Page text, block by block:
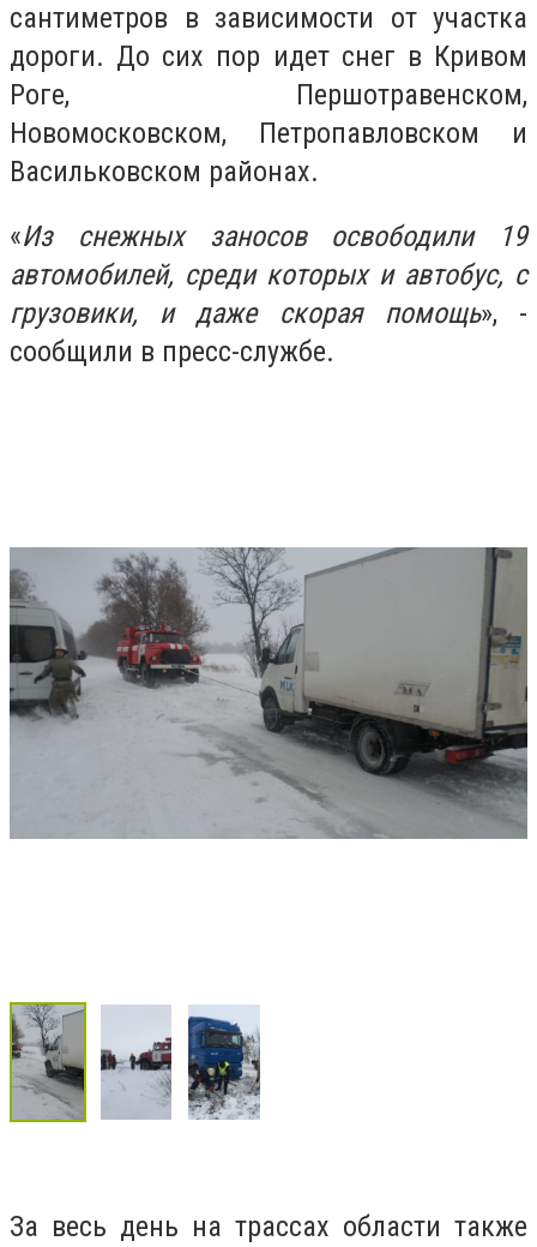
сантиметров в зависимости от участка
дороги. До сих пор идет снег в Кривом
Роге, Першотравенском,
Новомосковском, Петропавловском и
Васильковском районах.
«Из снежных заносов освободили 19
автомобилей, среди которых и автобус, с
грузовики, и даже скорая помощь», -
сообщили в пресс-службе.
За весь день на трассах области также